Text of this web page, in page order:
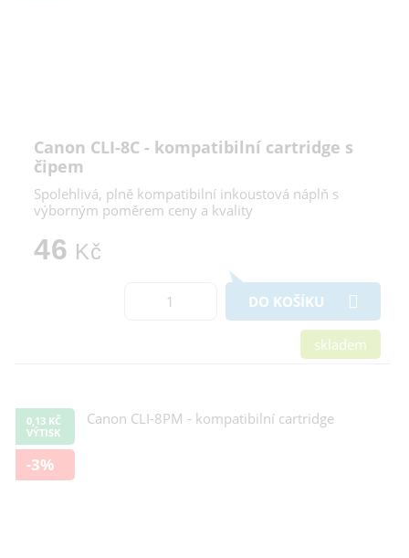
Canon CLI-8C - kompatibilní cartridge s
čipem
Spolehlivá, plně kompatibilní inkoustová náplň s
výborným poměrem ceny a kvality
46 Kč
DO KOŠÍKU
skladem
0,13 KČ
VÝTISK
-3%